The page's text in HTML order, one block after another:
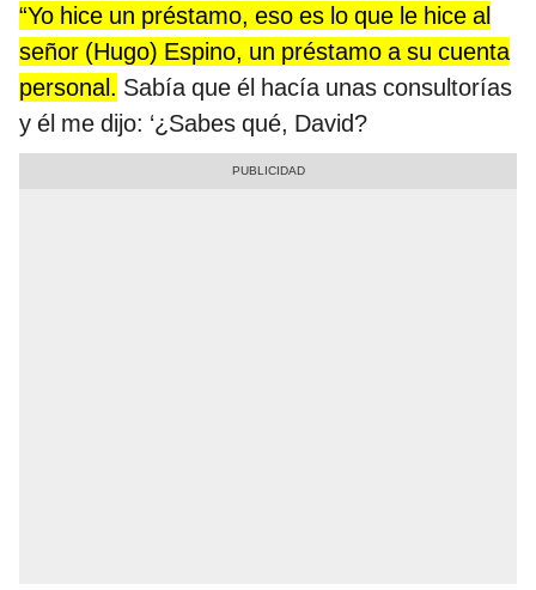
“Yo hice un préstamo, eso es lo que le hice al
señor (Hugo) Espino, un préstamo a su cuenta
personal. Sabía que él hacía unas consultorías
y él me dijo: ‘¿Sabes qué, David?